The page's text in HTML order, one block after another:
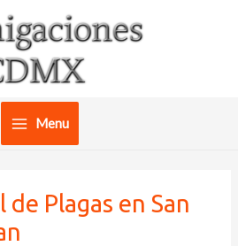
Main
Menu
Plagas en San